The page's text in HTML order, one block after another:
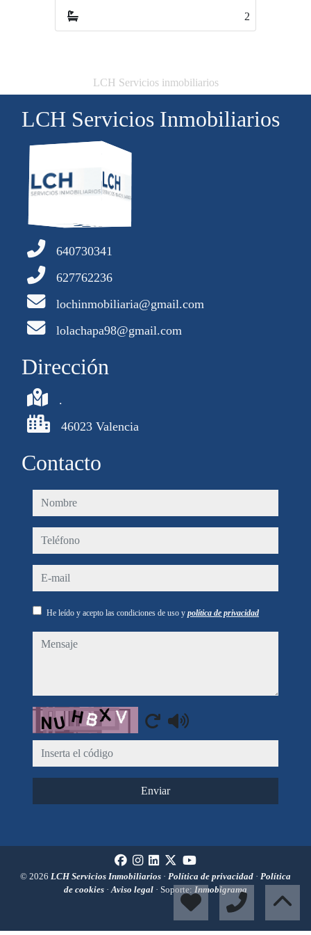
LCH Servicios inmobiliarios
LCH Servicios Inmobiliarios
640730341
627762236
lochinmobiliaria@gmail.com
lolachapa98@gmail.com
Dirección
.
46023 Valencia
Contacto
nombre
teléfono
e-mail
He leído y acepto las condiciones de uso y política de privacidad
mensaje
Captcha
Enviar
© 2026 LCH Servicios Inmobiliarios · Política de privacidad · Política
de cookies ·Aviso legal · Soporte: Inmobigrama